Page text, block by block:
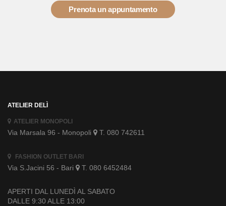
Prenota un appuntamento
ATELIER DELÌ
ATELIER MONOPOLI
Via Marsala 96 - Monopoli T. 080 742611
FASHION OUTLET BARI
Via S.Jacini 56 - Bari T. 080 6452484
APERTI DAL LUNEDÌ AL SABATO
DALLE 9:30 ALLE 13:00